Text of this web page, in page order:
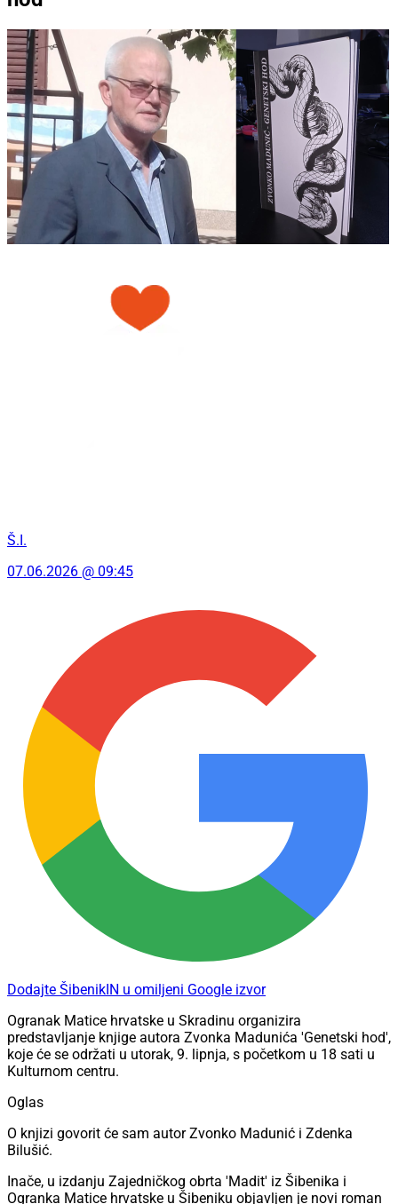
Š.I.
07.06.2026 @ 09:45
Dodajte ŠibenikIN u omiljeni Google izvor
Ogranak Matice hrvatske u Skradinu organizira
predstavljanje knjige autora Zvonka Madunića 'Genetski hod',
koje će se održati u utorak, 9. lipnja, s početkom u 18 sati u
Kulturnom centru.
Oglas
O knjizi govorit će sam autor Zvonko Madunić i Zdenka
Bilušić.
Inače, u izdanju Zajedničkog obrta 'Madit' iz Šibenika i
Ogranka Matice hrvatske u Šibeniku objavljen je novi roman